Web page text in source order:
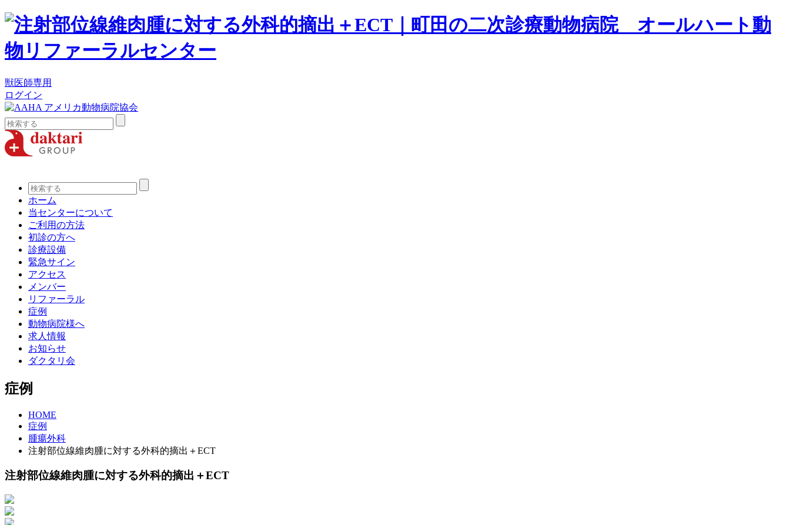
獣医師専用
ログイン
検
索:
検
索:
ホーム
当センターについて
ご利用の方法
初診の方へ
診療設備
緊急サイン
アクセス
メンバー
リファーラル
症例
動物病院様へ
求人情報
お知らせ
ダクタリ会
症例
HOME
症例
腫瘍外科
注射部位線維肉腫に対する外科的摘出＋ECT
注射部位線維肉腫に対する外科的摘出＋ECT